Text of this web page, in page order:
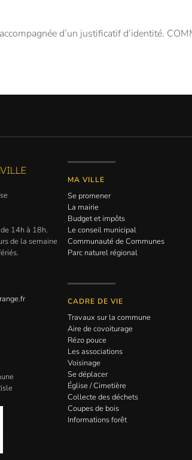
d’un justificatif d’identité.
14h à 18h.
de la semaine
MA VILLE
Se promener
La mairie
Budget et impôts
Le conseil municipal
Communauté de Communes
Parc naturel régional
CADRE DE VIE
Travaux sur la commune
Aire de covoiturage
Rézo pouce
Les associations
Voisinage
Se déplacer
Église / Cimetière
Collecte des déchets
Coupes de bois
Informations forêt